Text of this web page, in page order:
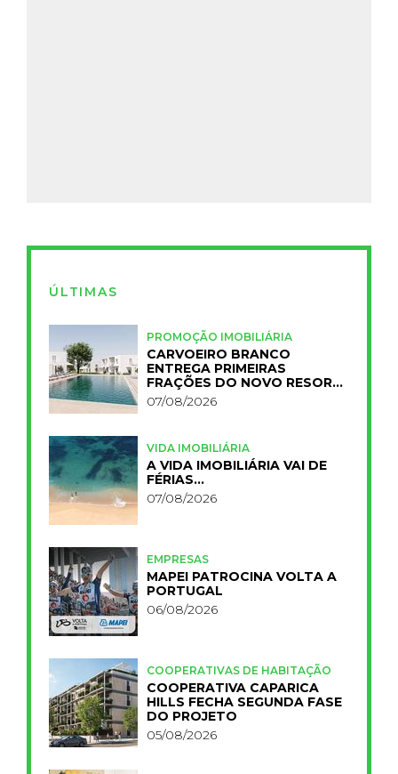
ÚLTIMAS
PROMOÇÃO IMOBILIÁRIA
CARVOEIRO BRANCO
ENTREGA PRIMEIRAS
FRAÇÕES DO NOVO RESORT
PRIMELIFE
07/08/2026
VIDA IMOBILIÁRIA
A VIDA IMOBILIÁRIA VAI DE
FÉRIAS…
07/08/2026
EMPRESAS
MAPEI PATROCINA VOLTA A
PORTUGAL
06/08/2026
COOPERATIVAS DE HABITAÇÃO
COOPERATIVA CAPARICA
HILLS FECHA SEGUNDA FASE
DO PROJETO
05/08/2026